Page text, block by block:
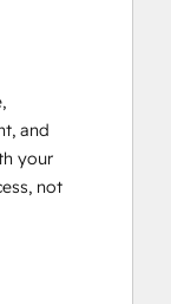
and
your
not